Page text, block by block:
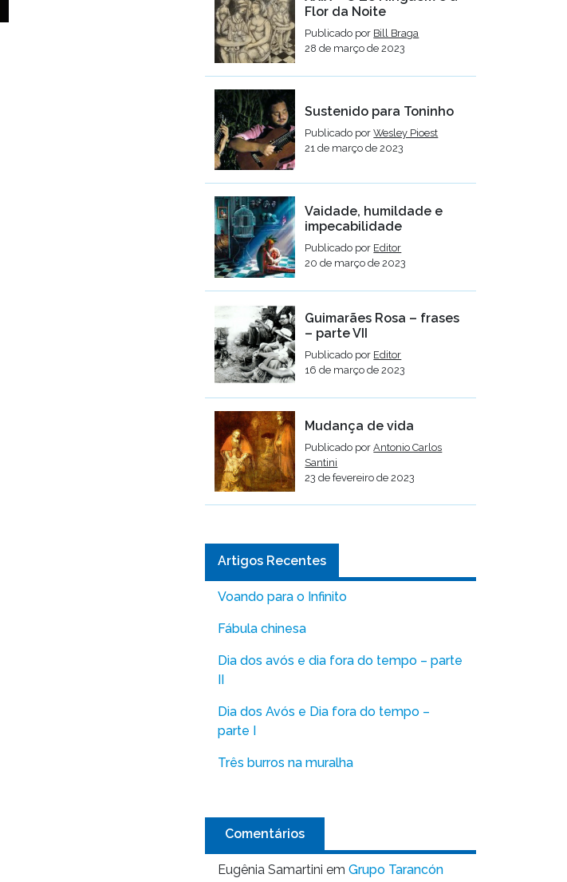
Flor da Noite
Publicado por Bill Braga
28 de março de 2023
Sustenido para Toninho
Publicado porWesley Pioest
21 de março de 2023
Vaidade, humildade e
impecabilidade
Publicado por Editor
20 de março de 2023
Guimarães Rosa – frases
– parte VII
Publicado por Editor
16 de março de 2023
Mudança de vida
Publicado porAntonio Carlos
Santini
23 de fevereiro de 2023
Artigos Recentes
Voando para o Infinito
Fábula chinesa
Dia dos avós e dia fora do tempo – parte
II
Dia dos Avós e Dia fora do tempo –
parte I
Três burros na muralha
Comentários
Eugênia Samartini em Grupo Tarancón